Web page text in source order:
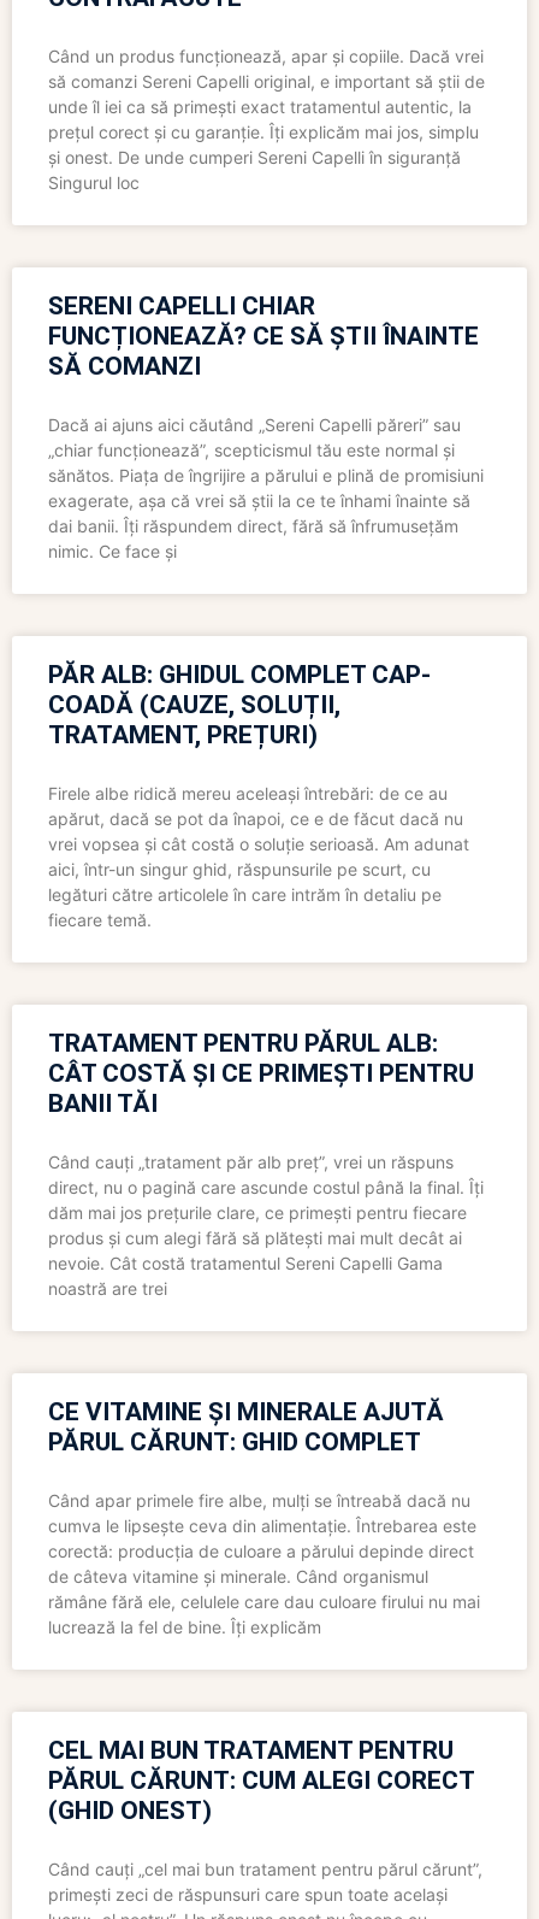
Când un produs funcționează, apar și copiile. Dacă vrei
să comanzi Sereni Capelli original, e important să știi de
unde îl iei ca să primești exact tratamentul autentic, la
prețul corect și cu garanție. Îți explicăm mai jos, simplu
și onest. De unde cumperi Sereni Capelli în siguranță
Singurul loc
SERENI CAPELLI CHIAR
FUNCȚIONEAZĂ? CE SĂ ȘTII ÎNAINTE
SĂ COMANZI
Dacă ai ajuns aici căutând „Sereni Capelli păreri” sau
„chiar funcționează”, scepticismul tău este normal și
sănătos. Piața de îngrijire a părului e plină de promisiuni
exagerate, așa că vrei să știi la ce te înhami înainte să
dai banii. Îți răspundem direct, fără să înfrumusețăm
nimic. Ce face și
PĂR ALB: GHIDUL COMPLET CAP-
COADĂ (CAUZE, SOLUȚII,
TRATAMENT, PREȚURI)
Firele albe ridică mereu aceleași întrebări: de ce au
apărut, dacă se pot da înapoi, ce e de făcut dacă nu
vrei vopsea și cât costă o soluție serioasă. Am adunat
aici, într-un singur ghid, răspunsurile pe scurt, cu
legături către articolele în care intrăm în detaliu pe
fiecare temă.
TRATAMENT PENTRU PĂRUL ALB:
CÂT COSTĂ ȘI CE PRIMEȘTI PENTRU
BANII TĂI
Când cauți „tratament păr alb preț”, vrei un răspuns
direct, nu o pagină care ascunde costul până la final. Îți
dăm mai jos prețurile clare, ce primești pentru fiecare
produs și cum alegi fără să plătești mai mult decât ai
nevoie. Cât costă tratamentul Sereni Capelli Gama
noastră are trei
CE VITAMINE ȘI MINERALE AJUTĂ
PĂRUL CĂRUNT: GHID COMPLET
Când apar primele fire albe, mulți se întreabă dacă nu
cumva le lipsește ceva din alimentație. Întrebarea este
corectă: producția de culoare a părului depinde direct
de câteva vitamine și minerale. Când organismul
rămâne fără ele, celulele care dau culoare firului nu mai
lucrează la fel de bine. Îți explicăm
CEL MAI BUN TRATAMENT PENTRU
PĂRUL CĂRUNT: CUM ALEGI CORECT
(GHID ONEST)
Când cauți „cel mai bun tratament pentru părul cărunt”,
primești zeci de răspunsuri care spun toate același